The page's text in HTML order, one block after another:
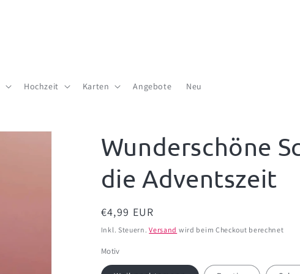
Hochzeit Karten Angebote Neu
Wunderschöne
die Adventszeit
Normaler
Preis
€4,99 EUR
Inkl. Steuern.Versand wird beim Checkout berechnet
Motiv